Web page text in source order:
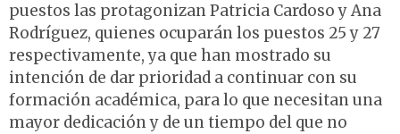
puestos las protagonizan Patricia Cardoso y Ana
Rodríguez, quienes ocuparán los puestos 25 y 27
respectivamente, ya que han mostrado su
intención de dar prioridad a continuar con su
formación académica, para lo que necesitan una
mayor dedicación y de un tiempo del que no